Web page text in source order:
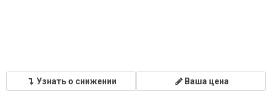
Узнать о снижении Ваша цена